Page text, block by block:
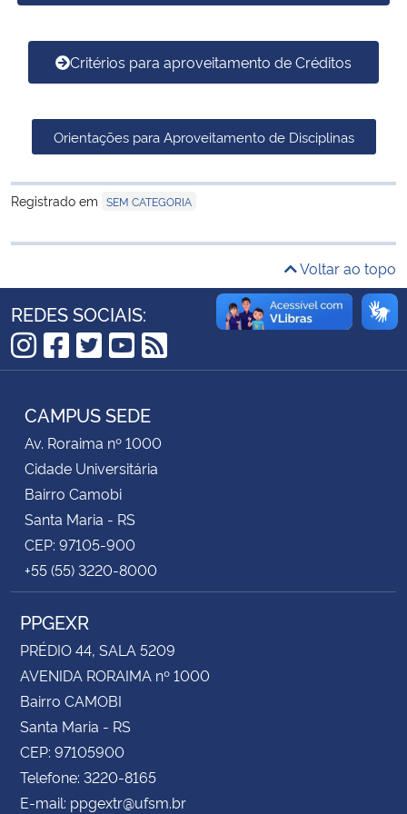
Ministério da Saúde
Ministério da Ciência, Tecnologia, Inovações e Comunicações
Ministério do Meio Ambiente
Controladoria-Geral da União
Secretaria-Geral
Secretaria de Governo
Gabinete de Segurança Institucional
Advocacia-Geral da União
Banco Central do Brasil
Critérios para aproveitamento de Créditos
Orientações para Aproveitamento de Disciplinas
Registrado em SEM CATEGORIA
Voltar ao topo
REDES SOCIAIS:
Instagram
Facebook
Twitter
YouTube
RSS
CAMPUS SEDE
Av. Roraima nº 1000
Cidade Universitária
Bairro Camobi
Santa Maria - RS
CEP: 97105-900
+55 (55) 3220-8000
PPGEXR
PRÉDIO 44, SALA 5209
AVENIDA RORAIMA nº 1000
Bairro CAMOBI
Santa Maria - RS
CEP: 97105900
Telefone: 3220-8165
E-mail: ppgextr@ufsm.br